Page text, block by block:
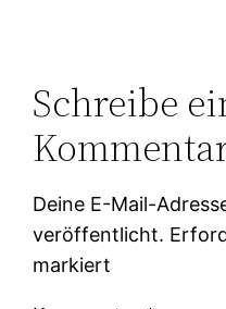
Schreibe
Deine E-Mail-
veröffentlicht.
markiert